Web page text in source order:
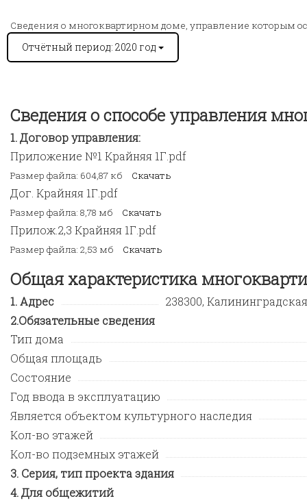
Сведения о многоквартирном доме, управление которым
Отчётный период: 2020 год
Сведения о способе управления
Договор управления:
Приложение №1 Крайняя 1Г.pdf
Размер файла: 604,87 кб Скачать
Дог. Крайняя 1Г.pdf
Размер файла: 8,78 мб Скачать
Прилож.2,3 Крайняя 1Г.pdf
Размер файла: 2,53 мб Скачать
Общая характеристика
Адрес
238300,
Обязательные сведения
Тип дома
Общая площадь
Состояние
Год ввода в эксплуатацию
Является объектом культурного наследия
Кол-во этажей
Кол-во подземных этажей
Серия, тип проекта здания
Для общежитий